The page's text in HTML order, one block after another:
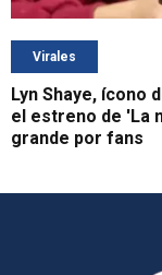
Virales
Lyn Shaye, ícono
el estreno de 'La
grande por fans